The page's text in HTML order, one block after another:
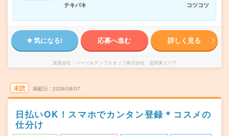
テキパキ
コツコツ
気になる! 応募へ進む 詳しく見る
派遣会社 パーソルテンプスタッフ株式会社 北関東エリア
未読 掲載日 2026/08/07
日払いOK！スマホでカンタン登録＊コスメの
仕分け